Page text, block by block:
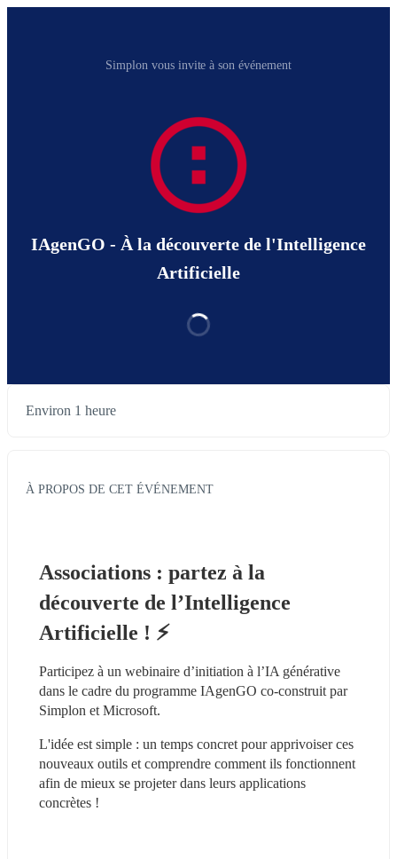
Simplon vous invite à son événement
IAgenGO - À la découverte de l'Intelligence
Artificielle
Environ 1 heure
À PROPOS DE CET ÉVÉNEMENT
Associations : partez à la
découverte de l’Intelligence
Artificielle ! ⚡️
Participez à un webinaire d’initiation à l’IA générative
dans le cadre du programme IAgenGO co-construit par
Simplon et Microsoft.
L'idée est simple : un temps concret pour apprivoiser ces
nouveaux outils et comprendre comment ils fonctionnent
afin de mieux se projeter dans leurs applications
concrètes !